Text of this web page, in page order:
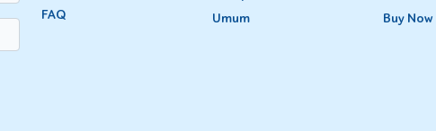
aktivitas di luar ruangan, seperti bermain di taman bermain dan lainnya.
dari kebiasaan menyusu, sekaligus untuk mengajarkan Si Kecil terbiasa
bersosialisasi bersama anak-anak lainnya yang sudah tidak menyusu,
FAQ
Umum
Buy Now